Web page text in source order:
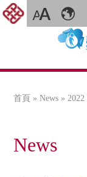
您在這裡
首頁 »News » 2022
News